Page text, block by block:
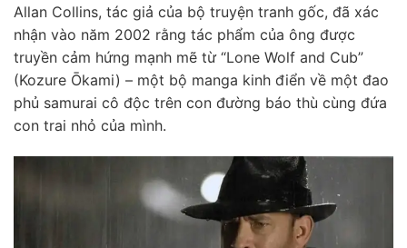
Allan Collins, tác giả của bộ truyện tranh gốc, đã xác
nhận vào năm 2002 rằng tác phẩm của ông được
truyền cảm hứng mạnh mẽ từ “Lone Wolf and Cub”
(Kozure Ōkami) – một bộ manga kinh điển về một đao
phủ samurai cô độc trên con đường báo thù cùng đứa
con trai nhỏ của mình.